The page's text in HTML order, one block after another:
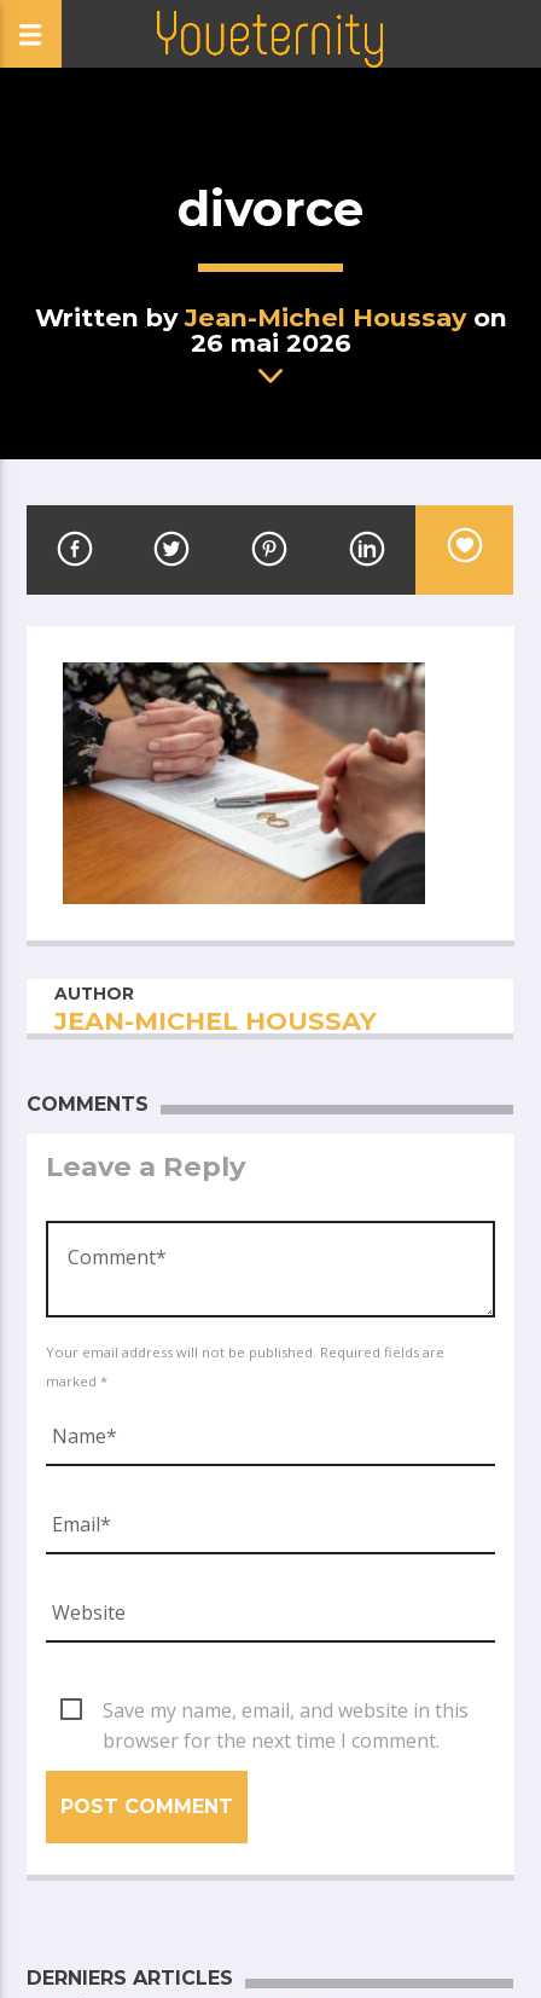
divorce
Written byJean-Michel Houssayon
26 mai 2026
AUTHOR
JEAN-MICHEL HOUSSAY
COMMENTS
Leave a Reply
Your email address will not be published. Required fields are
marked *
Save my name, email, and website in this
browser for the next time I comment.
DERNIERS ARTICLES